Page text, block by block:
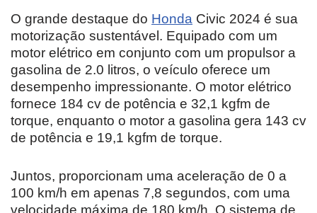
O grande destaque do Honda Civic 2024 é sua
motorização sustentável. Equipado com um
motor elétrico em conjunto com um propulsor a
gasolina de 2.0 litros, o veículo oferece um
desempenho impressionante. O motor elétrico
fornece 184 cv de potência e 32,1 kgfm de
torque, enquanto o motor a gasolina gera 143 cv
de potência e 19,1 kgfm de torque.
Juntos, proporcionam uma aceleração de 0 a
100 km/h em apenas 7,8 segundos, com uma
velocidade máxima de 180 km/h. O sistema de